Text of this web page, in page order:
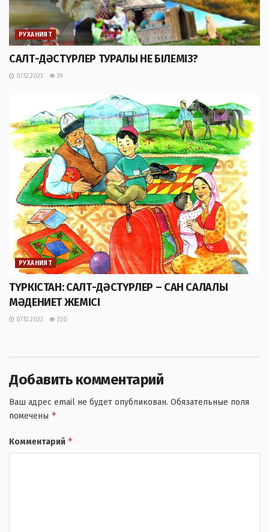
РУХАНИЯТ
САЛТ-ДӘСТҮРЛЕР ТУРАЛЫ НЕ БІЛЕМІЗ?
07.12.2023 39
РУХАНИЯТ
ТҮРКІСТАН: САЛТ-ДӘСТҮРЛЕР – САН САЛАЛЫ
МӘДЕНИЕТ ЖЕМІСІ
07.12.2023 220
Добавить комментарий
Ваш адрес email не будет опубликован. Обязательные поля
помечены *
Комментарий *